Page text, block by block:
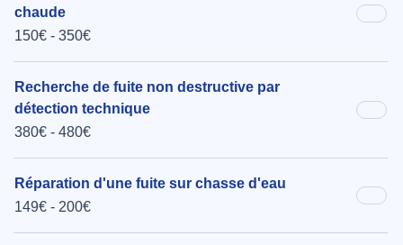
chaude
150€ - 350€
Recherche de fuite non destructive par
détection technique
380€ - 480€
Réparation d'une fuite sur chasse d'eau
149€ - 200€